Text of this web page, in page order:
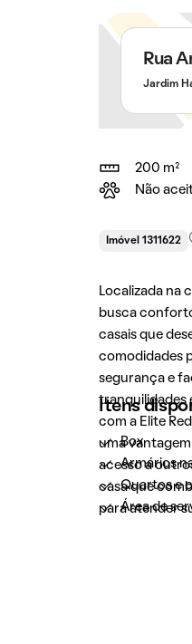
Rua
Jardim
200 m²
Não
Imóvel 1311622
Localizada na
busca
casais que
comodidades
segurança e
tranquilidades
com a Elite
uma
acesso a
casa que
para atender
Itens
Box
Armários
Quartos e
Área de